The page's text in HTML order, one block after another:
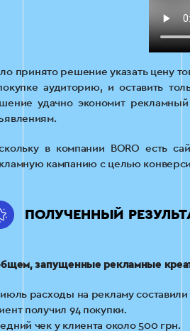
принято решение указать цену
аудиторию, и оставить
удачно экономит
в компании BORO есть
кампанию с целью
ПОЛУЧЕННЫЙ
запущенные рекламные
расходы на рекламу составили
получил 94 покупки.
чек у клиента около 500 грн.